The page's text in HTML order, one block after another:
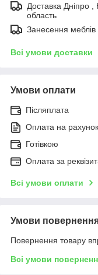
Доставка Дніпро
область
Занесення меблів .
Всі умови доставки
Умови оплати
Післяплата
Оплата на рахунок
Готівкою
Оплата за
Всі умови оплати
Умови
Повернення товару
Всі умови